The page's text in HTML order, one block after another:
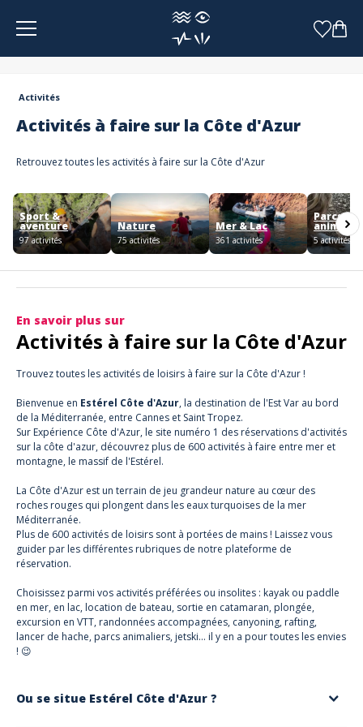
Panneau de gestion des cookies
Activités
Activités à faire sur la Côte d'Azur
Retrouvez toutes les activités à faire sur la Côte d'Azur
Sport &
aventure
97 activités
Nature
75 activités
Mer & Lac
361 activités
Parcs &
animaux
5 activités
En savoir plus sur
Activités à faire sur la Côte d'Azur
Trouvez toutes les activités de loisirs à faire sur la Côte d'Azur !
Bienvenue en Estérel Côte d'Azur, la destination de l'Est Var au bord
de la Méditerranée, entre Cannes et Saint Tropez.
Sur Expérience Côte d'Azur, le site numéro 1 des réservations d'activités
sur la côte d'azur, découvrez plus de 600 activités à faire entre mer et
montagne, le massif de l'Estérel.
La Côte d'Azur est un terrain de jeu grandeur nature au cœur des
roches rouges qui plongent dans les eaux turquoises de la mer
Méditerranée.
Plus de 600 activités de loisirs sont à portées de mains ! Laissez vous
guider par les différentes rubriques de notre plateforme de
réservation.
Choisissez parmi vos activités préférées ou insolites : kayak ou paddle
en mer, en lac, location de bateau, sortie en catamaran, plongée,
excursion en VTT, randonnées accompagnées, canyoning, rafting,
lancer de hache, parcs animaliers, jetski… il y en a pour toutes les envies
! 😉
Ou se situe Estérel Côte d'Azur ?